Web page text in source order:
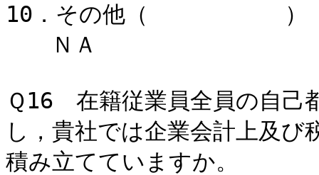
10．その
Ｎ
Ｑ16 在籍従業員全員の自己
し，貴社では企業会計上及び
積み立てていますか。